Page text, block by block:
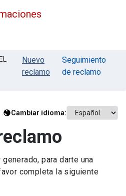
Nuevo
reclamo
Seguimiento
de reclamo
Cambiar idioma:
para darte una
completa la siguiente